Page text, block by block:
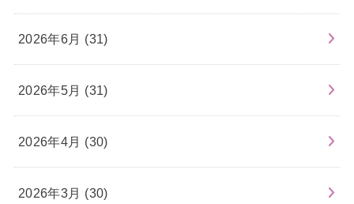
2026年6月 (31)
2026年5月 (31)
2026年4月 (30)
2026年3月 (30)